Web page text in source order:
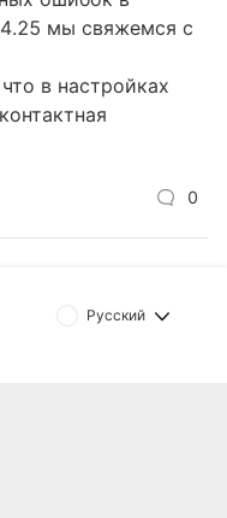
мы свяжемся с
в настройках
0
Русский